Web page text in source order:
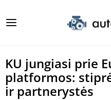
KU jungiasi prie
platformos:
ir partnerystės